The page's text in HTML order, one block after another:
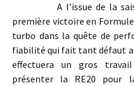
A l’issue de la saison
première victoire en
turbo dans la quête de
fiabilité qui fait tant défaut
effectuera un gros
présenter la RE20 pour